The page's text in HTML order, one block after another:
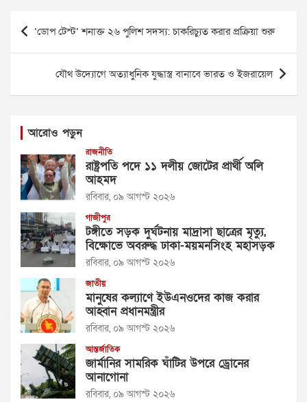
Post
navigation
‘ডোপ টেস্ট’ শনাক্ত ২৬ পুলিশ সদস্য: চাকরিচ্যুত করার প্রক্রিয়া শুরু
যৌথ উদ্যোগে অত্যাধুনিক যুদ্ধাস্ত্র বানাবে ভারত ও ইজরায়েল
আরোও পড়ুন
রাজনীতি
রাষ্ট্রপতি পদে ১১ দলীয় জোটের প্রার্থী অলি
আহমদ
রবিবার, ০৯ আগস্ট ২০২৬
গাজীপুর
টঙ্গীতে সড়ক দুর্ঘটনায় মাদ্রাসা ছাত্রের মৃত্যু,
বিক্ষোভে অবরুদ্ধ ঢাকা-ময়মনসিংহ মহাসড়ক
রবিবার, ০৯ আগস্ট ২০২৬
জাতীয়
মানুষের কল্যাণে ইউএনওদের কাজ করার
আহ্বান প্রধানমন্ত্রীর
রবিবার, ০৯ আগস্ট ২০২৬
আন্তর্জাতিক
জার্মানির সামরিক ঘাঁটির উপরে ড্রোনের
আনাগোনা
রবিবার, ০৯ আগস্ট ২০২৬